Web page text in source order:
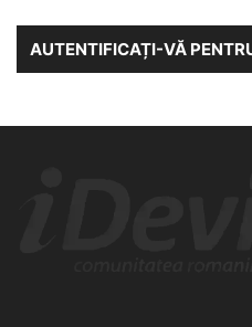
AUTENTIFICAȚI-VĂ